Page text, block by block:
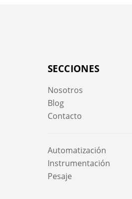
SECCIONES
Nosotros
Blog
Contacto
Automatización
Instrumentación
Pesaje